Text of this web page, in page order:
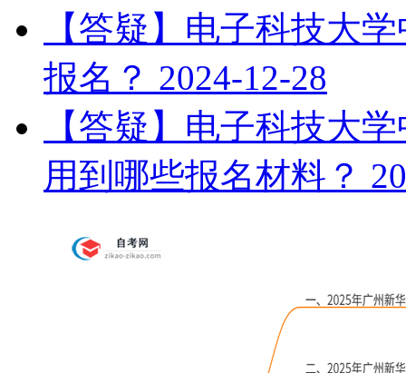
【答疑】电子科技大
报名？ 2024-12-28
【答疑】电子科技大
用到哪些报名材料？